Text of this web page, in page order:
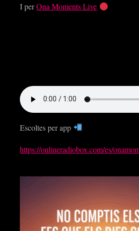
I perOna Moments Live
Escoltes per app
https://onlineradiobox.com/es/